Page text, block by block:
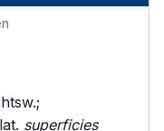
superficies